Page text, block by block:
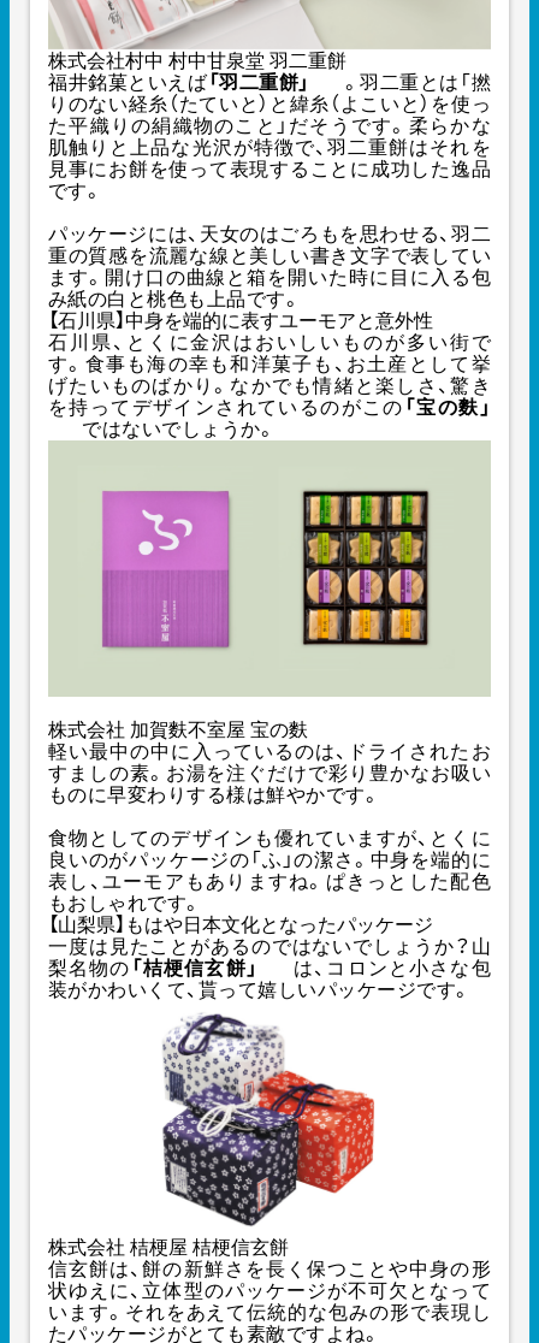
株式会社村中 村中甘泉堂 羽二重餅
福井銘菓といえば 「羽二重餅」
。羽二重とは「撚
りのない経糸（たていと）と緯糸（よこいと）を使っ
た平織りの絹織物のこと」だそうです。柔らかな
肌触りと上品な光沢が特徴で、羽二重餅はそれを
見事にお餅を使って表現することに成功した逸品
です。
パッケージには、天女のはごろもを思わせる、羽二
重の質感を流麗な線と美しい書き文字で表してい
ます。開け口の曲線と箱を開いた時に目に入る包
み紙の白と桃色も上品です。
【石川県】中身を端的に表すユーモアと意外性
石川県、とくに金沢はおいしいものが多い街で
す。食事も海の幸も和洋菓子も、お土産として挙
げたいものばかり。なかでも情緒と楽しさ、驚き
を持ってデザインされているのがこの 「宝の麩」
ではないでしょうか。
株式会社 加賀麩不室屋 宝の麩
軽い最中の中に入っているのは、ドライされたお
すましの素。お湯を注ぐだけで彩り豊かなお吸い
ものに早変わりする様は鮮やかです。
食物としてのデザインも優れていますが、とくに
良いのがパッケージの「ふ」の潔さ。中身を端的に
表し、ユーモアもありますね。ぱきっとした配色
もおしゃれです。
【山梨県】もはや日本文化となったパッケージ
一度は見たことがあるのではないでしょうか？山
梨名物の 「桔梗信玄餅」
は、コロンと小さな包
装がかわいくて、貰って嬉しいパッケージです。
株式会社 桔梗屋 桔梗信玄餅
信玄餅は、餅の新鮮さを長く保つことや中身の形
状ゆえに、立体型のパッケージが不可欠となって
います。それをあえて伝統的な包みの形で表現し
たパッケージがとても素敵ですよね。